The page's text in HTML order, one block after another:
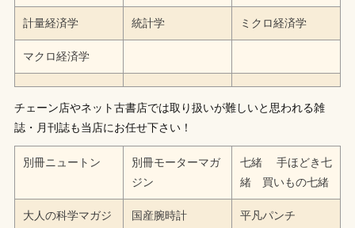
計量経済学 統計学 ミクロ経済学
マクロ経済学
チェーン店やネット古書店では取り扱いが難しいと思われる雑
誌・月刊誌も当店にお任せ下さい！
別冊ニュートン
別冊モーターマガ
ジン
七緒 手ほどき七
緒 買いもの七緒
大人の科学マガジ
国産腕時計 平凡パンチ